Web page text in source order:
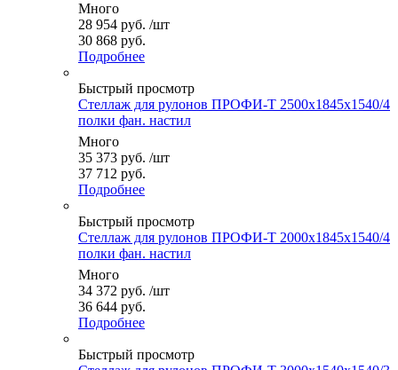
Много
28 954 руб. /шт
30 868 руб.
Подробнее
Быстрый просмотр
Стеллаж для рулонов ПРОФИ-Т 2500x1845x1540/4
полки фан. настил
Много
35 373 руб. /шт
37 712 руб.
Подробнее
Быстрый просмотр
Стеллаж для рулонов ПРОФИ-Т 2000x1845x1540/4
полки фан. настил
Много
34 372 руб. /шт
36 644 руб.
Подробнее
Быстрый просмотр